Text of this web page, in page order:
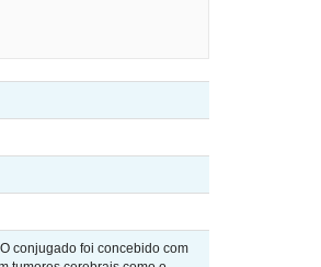
conjugado foi concebido com